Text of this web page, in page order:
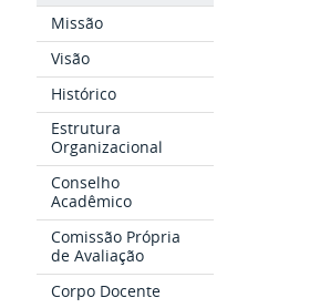
Missão
Visão
Histórico
Estrutura
Organizacional
Conselho
Acadêmico
Comissão Própria
de Avaliação
Corpo Docente